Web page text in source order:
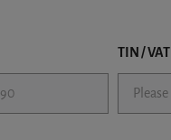
TIN / VAT